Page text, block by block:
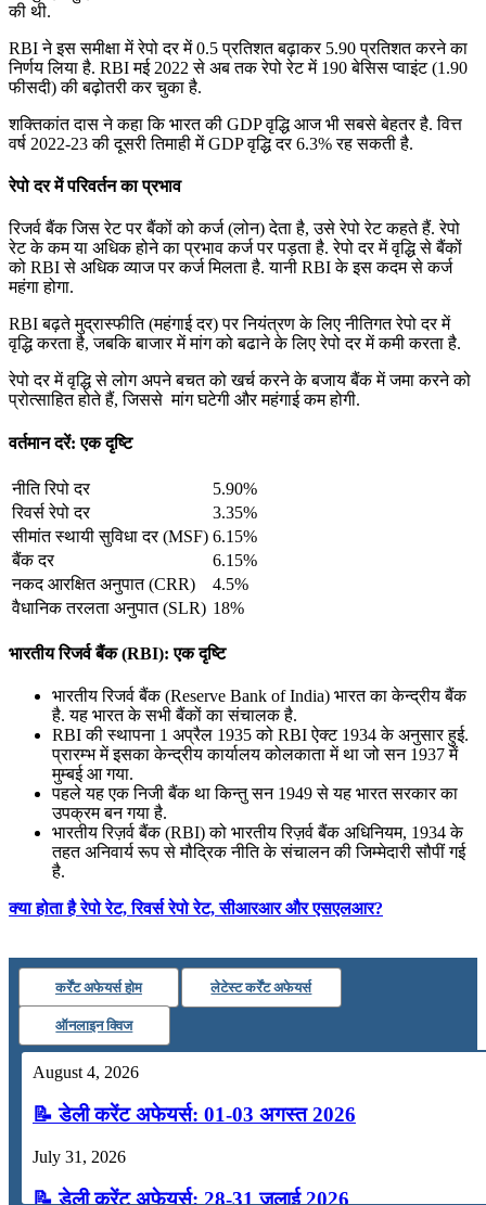
📝 डेली करेंट अफेयर्स: 16-18 जुलाई 2026
July 16, 2026
📝 डेली करेंट अफेयर्स: 13-15 जुलाई 2026
की थी.
RBI ने इस समीक्षा में रेपो दर में 0.5 प्रतिशत बढ़ाकर 5.90 प्रतिशत करने का
निर्णय लिया है. RBI मई 2022 से अब तक रेपो रेट में 190 बेसिस प्‍वाइंट (1.90
फीसदी) की बढ़ोतरी कर चुका है.
शक्तिकांत दास ने कहा कि भारत की GDP वृद्धि आज भी सबसे बेहतर है. वित्त
वर्ष 2022-23 की दूसरी तिमाही में GDP वृद्धि दर 6.3% रह सकती है.
रेपो दर में परिवर्तन का प्रभाव
रिजर्व बैंक जिस रेट पर बैंकों को कर्ज (लोन) देता है, उसे रेपो रेट कहते हैं. रेपो
रेट के कम या अधिक होने का प्रभाव कर्ज पर पड़ता है. रेपो दर में वृद्धि से बैंकों
को RBI से अधिक व्याज पर कर्ज मिलता है. यानी RBI के इस कदम से कर्ज
महंगा होगा.
RBI बढ़ते मुद्रास्फीति (महंगाई दर) पर नियंत्रण के लिए नीतिगत रेपो दर में
वृद्धि करता है, जबकि बाजार में मांग को बढाने के लिए रेपो दर में कमी करता है.
रेपो दर में वृद्धि से लोग अपने बचत को खर्च करने के बजाय बैंक में जमा करने को
प्रोत्साहित होते हैं, जिससे मांग घटेगी और महंगाई कम होगी.
वर्तमान दरें: एक दृष्टि
नीति रिपो दर
5.90%
रिवर्स रेपो दर
3.35%
सीमांत स्‍थायी सुविधा दर (MSF) 6.15%
बैंक दर
6.15%
नकद आरक्षित अनुपात (CRR)
4.5%
वैधानिक तरलता अनुपात (SLR) 18%
भारतीय रिजर्व बैंक (RBI): एक दृष्टि
भारतीय रिजर्व बैंक (Reserve Bank of India) भारत का केन्द्रीय बैंक
है. यह भारत के सभी बैंकों का संचालक है.
RBI की स्थापना 1 अप्रैल 1935 को RBI ऐक्ट 1934 के अनुसार हुई.
प्रारम्भ में इसका केन्द्रीय कार्यालय कोलकाता में था जो सन 1937 में
मुम्बई आ गया.
पहले यह एक निजी बैंक था किन्तु सन 1949 से यह भारत सरकार का
उपक्रम बन गया है.
भारतीय रिज़र्व बैंक (RBI) को भारतीय रिज़र्व बैंक अधिनियम, 1934 के
तहत अनिवार्य रूप से मौद्रिक नीति के संचालन की जिम्मेदारी सौपीं गई
है.
क्या होता है रेपो रेट, रिवर्स रेपो रेट, सीआरआर और एसएलआर?
कर्रेंट अफेयर्स होम लेटेस्ट कर्रेंट अफेयर्स
ऑनलाइन क्विज
August 4, 2026
📝 डेली करेंट अफेयर्स: 01-03 अगस्त 2026
July 31, 2026
📝 डेली करेंट अफेयर्स: 28-31 जुलाई 2026